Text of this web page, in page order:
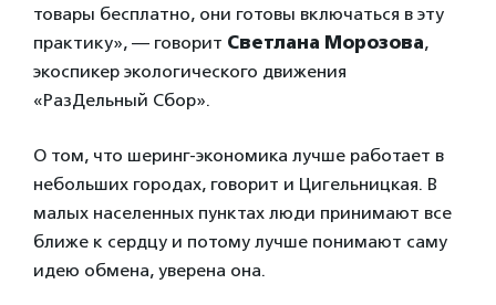
товары бесплатно, они готовы включаться в эту
практику», — говорит Светлана Морозова,
экоспикер экологического движения
«РазДельный Сбор».
О том, что шеринг-экономика лучше работает в
небольших городах, говорит и Цигельницкая. В
малых населенных пунктах люди принимают все
ближе к сердцу и потому лучше понимают саму
идею обмена, уверена она.